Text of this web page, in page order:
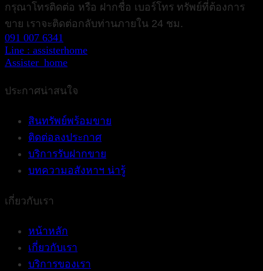
กรุณาโทรติดต่อ หรือ ฝากชื่อ เบอร์โทร ทรัพย์ที่ต้องการ
ขาย เราจะติดต่อกลับท่านภายใน 24 ชม.
091 007 6341
Line : assisterhome
Assister_home
ประกาศน่าสนใจ
สินทรัพย์พร้อมขาย
ติดต่อลงประกาศ
บริการรับฝากขาย
บทความอสังหาฯ น่ารู้
เกี่ยวกับเรา
หน้าหลัก
เกี่ยวกับเรา
บริการของเรา